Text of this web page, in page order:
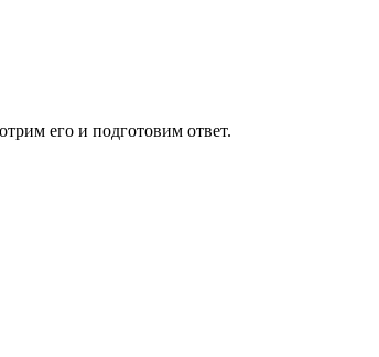
его и подготовим ответ.